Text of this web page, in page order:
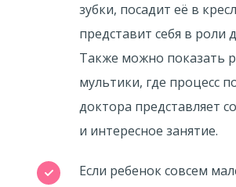
зубки, посадит её в
представит себя в роли
Также можно показать
мультики, где процесс
доктора представляет
и интересное занятие.
Если ребенок совсем